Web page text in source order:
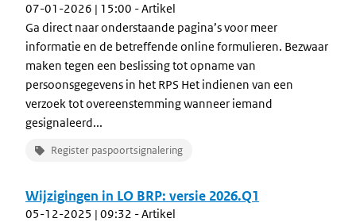
07-01-2026 | 15:00 - Artikel
Ga direct naar onderstaande pagina’s voor meer
informatie en de betreffende online formulieren. Bezwaar
maken tegen een beslissing tot opname van
persoonsgegevens in het RPS Het indienen van een
verzoek tot overeenstemming wanneer iemand
gesignaleerd...
Register paspoortsignalering
Wijzigingen in LO BRP: versie 2026.Q1
05-12-2025 | 09:32 - Artikel